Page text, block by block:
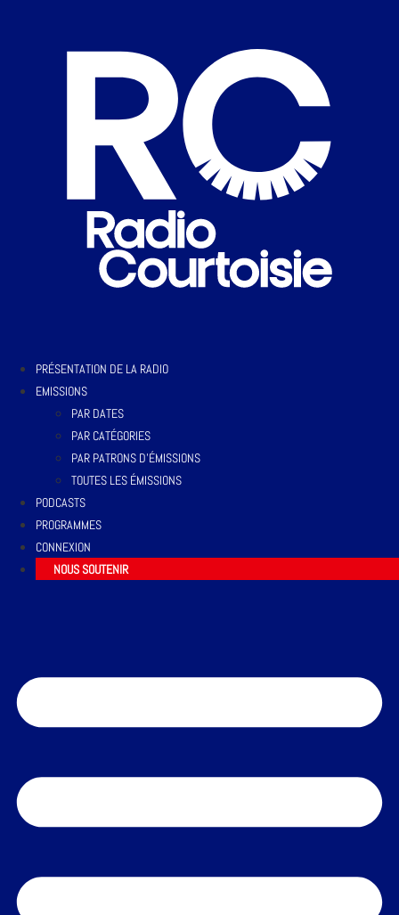
PRÉSENTATION DE LA RADIO
EMISSIONS
PAR DATES
PAR CATÉGORIES
PAR PATRONS D’ÉMISSIONS
TOUTES LES ÉMISSIONS
PODCASTS
PROGRAMMES
CONNEXION
NOUS SOUTENIR